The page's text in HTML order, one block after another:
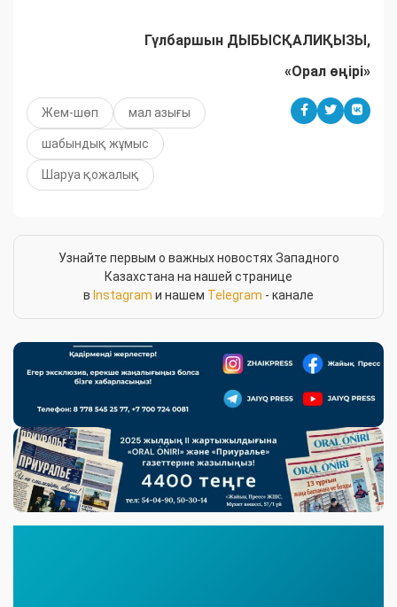
Гүлбаршын ДЫБЫСҚАЛИҚЫЗЫ,
«Орал өңірі»
Жем-шөп мал азығы
шабындық жұмыс
Шаруа қожалық
Узнайте первым о важных новостях Западного
Казахстана на нашей странице
в Instagram и нашем Telegram - канале